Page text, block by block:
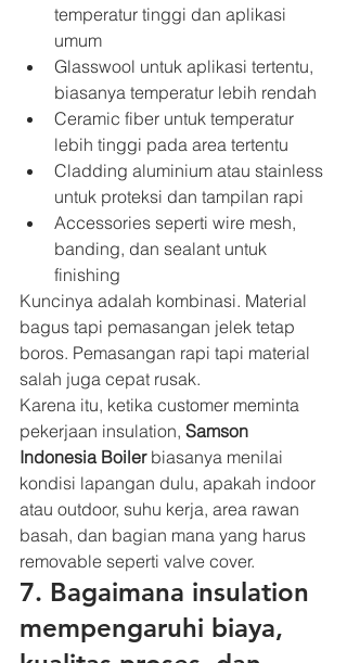
temperatur tinggi dan aplikasi
umum
Glasswool untuk aplikasi tertentu,
biasanya temperatur lebih rendah
Ceramic fiber untuk temperatur
lebih tinggi pada area tertentu
Cladding aluminium atau stainless
untuk proteksi dan tampilan rapi
Accessories seperti wire mesh,
banding, dan sealant untuk
finishing
Kuncinya adalah kombinasi. Material
bagus tapi pemasangan jelek tetap
boros. Pemasangan rapi tapi material
salah juga cepat rusak.
Karena itu, ketika customer meminta
pekerjaan insulation, Samson
Indonesia Boiler biasanya menilai
kondisi lapangan dulu, apakah indoor
atau outdoor, suhu kerja, area rawan
basah, dan bagian mana yang harus
removable seperti valve cover.
7. Bagaimana insulation
mempengaruhi biaya,